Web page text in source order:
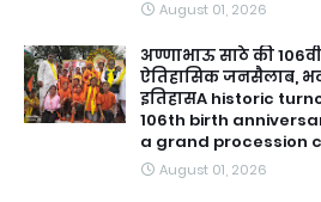
August 01, 2026
अण्णाभाऊ साठे की
ऐतिहासिक जनसैलाब,
इतिहासA historic
106th birth
a grand procession
August 01, 2026